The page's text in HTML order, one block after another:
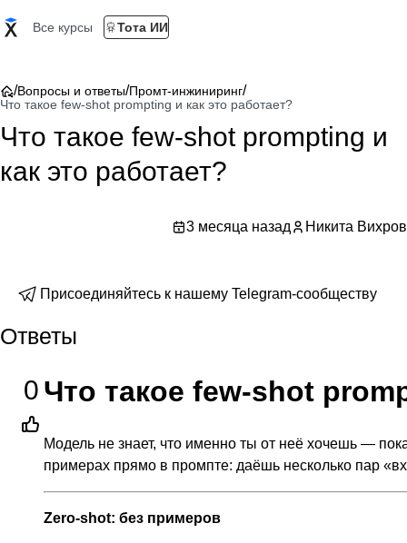
Все курсы Тота ИИ
/Вопросы и ответы/Промт-инжиниринг/
Что такое few-shot prompting и как это работает?
Что такое few-shot prompting и
как это работает?
3 месяца назад Никита Вихров
Присоединяйтесь к нашему Telegram-сообществу
Ответы
0 Что такое few-shot
Модель не знает, что именно ты от неё хочешь —
примерах прямо в промпте: даёшь несколько пар
Zero-shot: без примеров